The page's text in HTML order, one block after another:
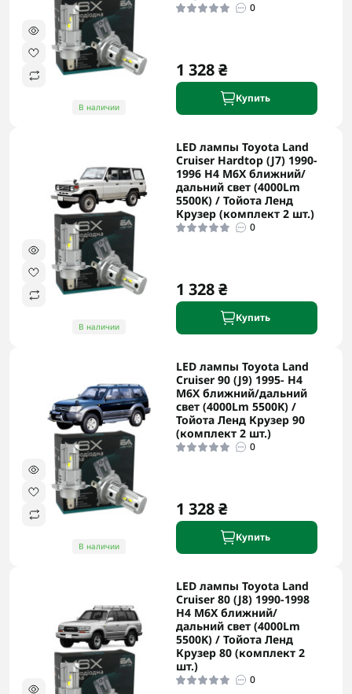
В наличии
0
1 328 ₴
Купить
В наличии
LED лампы Toyota Land
Cruiser Hardtop (J7) 1990-
1996 H4 M6X ближний/
дальний свет (4000Lm
5500K) / Тойота Ленд
Крузер (комплект 2 шт.)
0
1 328 ₴
Купить
В наличии
LED лампы Toyota Land
Cruiser 90 (J9) 1995- H4
M6X ближний/дальний
свет (4000Lm 5500K) /
Тойота Ленд Крузер 90
(комплект 2 шт.)
0
1 328 ₴
Купить
LED лампы Toyota Land
Cruiser 80 (J8) 1990-1998
H4 M6X ближний/
дальний свет (4000Lm
5500K) / Тойота Ленд
Крузер 80 (комплект 2
шт.)
0